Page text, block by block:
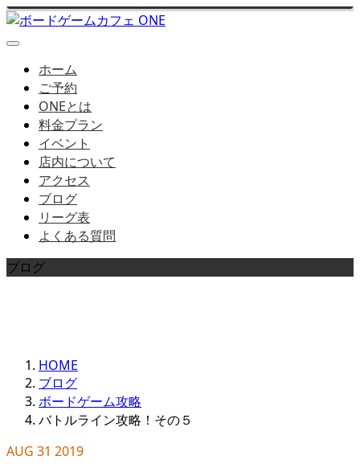
ホーム
ご予約
ONEとは
料金プラン
イベント
店内について
アクセス
ブログ
リーグ表
よくある質問
ブログ
HOME
ブログ
ボードゲーム攻略
バトルライン攻略！その５
AUG 31 2019